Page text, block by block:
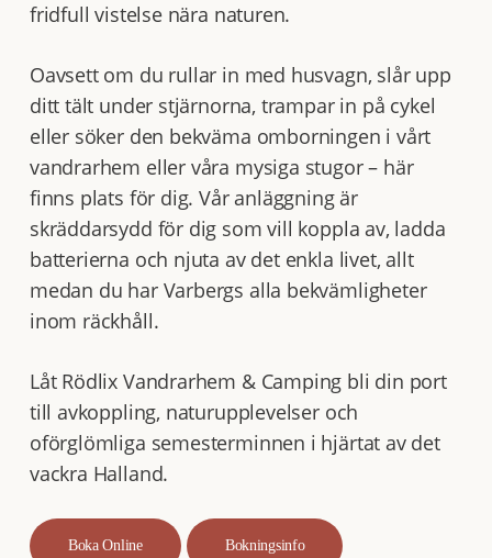
fridfull vistelse nära naturen.
Oavsett om du rullar in med husvagn, slår upp
ditt tält under stjärnorna, trampar in på cykel
eller söker den bekväma omborningen i vårt
vandrarhem eller våra mysiga stugor – här
finns plats för dig. Vår anläggning är
skräddarsydd för dig som vill koppla av, ladda
batterierna och njuta av det enkla livet, allt
medan du har Varbergs alla bekvämligheter
inom räckhåll.
Låt Rödlix Vandrarhem & Camping bli din port
till avkoppling, naturupplevelser och
oförglömliga semesterminnen i hjärtat av det
vackra Halland.
Boka Online Bokningsinfo